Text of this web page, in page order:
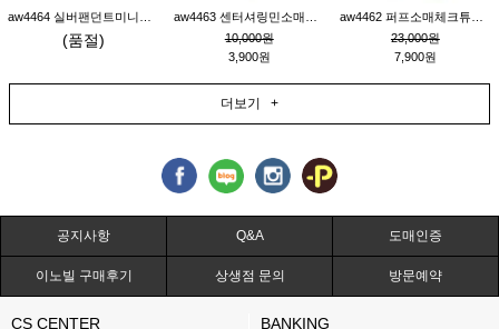
(품절)
10,000원
3,900원
23,000원
7,900원
더보기 +
공지사항 Q&A 도매인증
이노빌 구매후기 상생점 문의 방문예약
CS CENTER BANKING